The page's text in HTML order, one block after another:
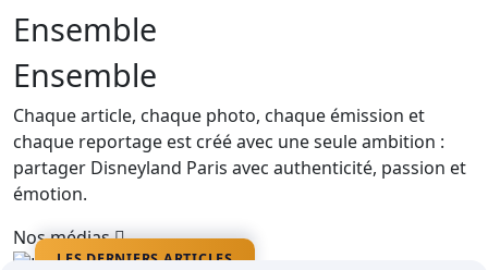
Ensemble
Ensemble
Chaque article, chaque photo, chaque émission et
chaque reportage est créé avec une seule ambition :
partager Disneyland Paris avec authenticité, passion et
émotion.
Nos médias
LES DERNIERS ARTICLES